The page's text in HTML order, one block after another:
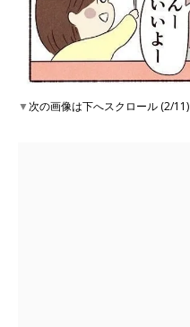
▼次の画像は下へスクロール (2/11)